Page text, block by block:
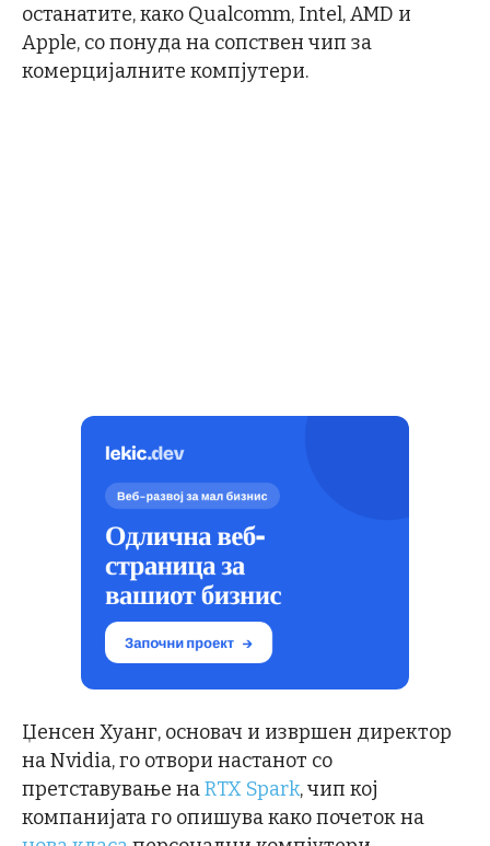
останатите, како Qualcomm, Intel, AMD и
Apple, со понуда на сопствен чип за
комерцијалните компјутери.
Џенсен Хуанг, основач и извршен директор
на Nvidia, го отвори настанот со
претставување наRTX Spark, чип кој
компанијата го опишува како почеток на